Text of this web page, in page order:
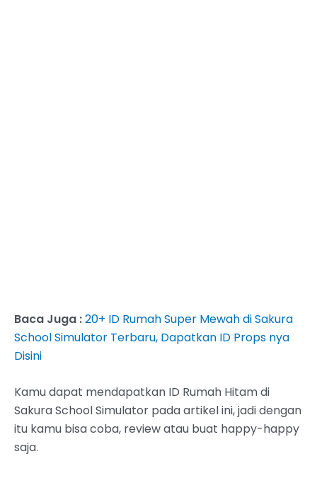
Baca Juga :20+ ID Rumah Super Mewah di Sakura
School Simulator Terbaru, Dapatkan ID Props nya
Disini
Kamu dapat mendapatkan ID Rumah Hitam di
Sakura School Simulator pada artikel ini, jadi dengan
itu kamu bisa coba, review atau buat happy-happy
saja.